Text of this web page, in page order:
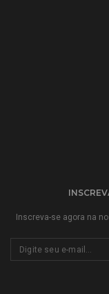
Inscreva-se agora na